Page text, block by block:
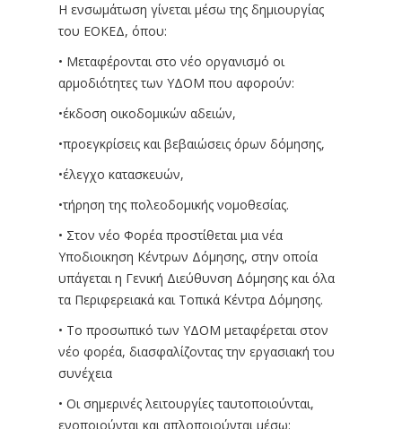
Η ενσωμάτωση γίνεται μέσω της δημιουργίας
του ΕΟΚΕΔ, όπου:
• Μεταφέρονται στο νέο οργανισμό οι
αρμοδιότητες των ΥΔΟΜ που αφορούν:
•έκδοση οικοδομικών αδειών,
•προεγκρίσεις και βεβαιώσεις όρων δόμησης,
•έλεγχο κατασκευών,
•τήρηση της πολεοδομικής νομοθεσίας.
• Στον νέο Φορέα προστίθεται μια νέα
Υποδιοικηση Κέντρων Δόμησης, στην οποία
υπάγεται η Γενική Διεύθυνση Δόμησης και όλα
τα Περιφερειακά και Τοπικά Κέντρα Δόμησης.
• Το προσωπικό των ΥΔΟΜ μεταφέρεται στον
νέο φορέα, διασφαλίζοντας την εργασιακή του
συνέχεια
• Οι σημερινές λειτουργίες ταυτοποιούνται,
ενοποιούνται και απλοποιούνται μέσω: